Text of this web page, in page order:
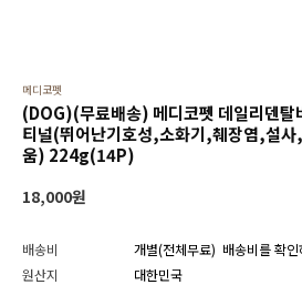
메디코펫
(DOG)(무료배송) 메디코펫 데일리덴탈
티널(뛰어난기호성,소화기,췌장염,설
움) 224g(14P)
18,000원
배송비 개별(전체무료) 배송비를 확
원산지
대한민국